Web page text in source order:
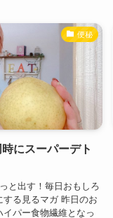
便秘
にスーパーデト
と出す！毎日おもしろ
する見るマガ 昨日のお
パー食物繊維となっ